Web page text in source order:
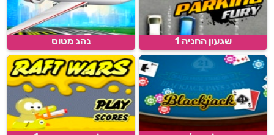
שגעון החניה 1 נהג מטוס